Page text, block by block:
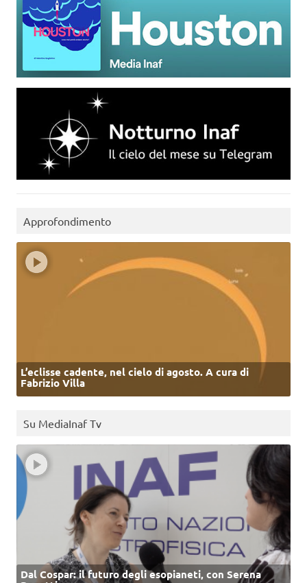
Approfondimento
L’eclisse cadente, nel cielo di agosto. A cura di
Fabrizio Villa
Su MediaInaf Tv
Dal Cospar: il futuro degli esopianeti, con Serena